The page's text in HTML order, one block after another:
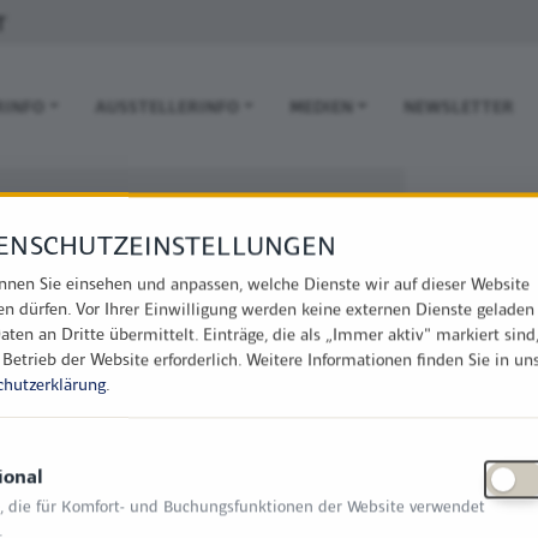
NAVIGATION
AUSSTELLERINFO MEDIEN NEWSLETTER
1
Neuenkirchen
Branchen tätig:
Hier finden
C10
Sie einsehen und anpassen, welche Dienste wir auf dieser Website
dürfen. Vor Ihrer Einwilligung werden keine externen Dienste
an Dritte übermittelt. Einträge, die als „Immer aktiv" markiert
der Website erforderlich. Weitere Informationen finden Sie in
.
die für Komfort- und Buchungsfunktionen der Website verwendet